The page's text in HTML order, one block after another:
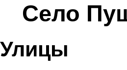
Село
Улицы